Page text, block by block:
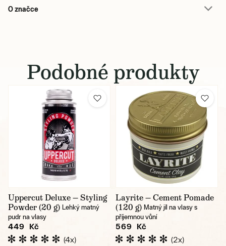
O značce
Podobné produkty
Uppercut Deluxe — Styling
Powder (20 g) Lehký matný
pudr na vlasy
449 Kč
(4x)
Layrite — Cement Pomade
(120 g) Matný jíl na vlasy s
příjemnou vůní
569 Kč
(2x)